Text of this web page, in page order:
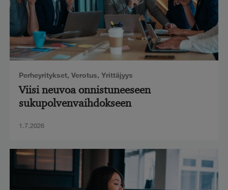
Perheyritykset, Verotus, Yrittäjyys
Viisi neuvoa onnistuneeseen
sukupolvenvaihdokseen
1.7.2026